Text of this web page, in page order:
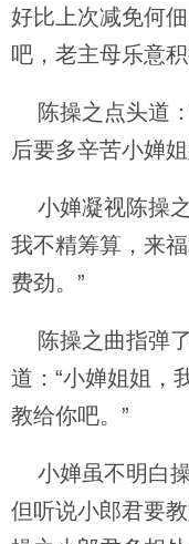
好比上次减免何
吧，老主母乐意
陈操之点头道：
后要多辛苦小婵
小婵凝视陈操之
我不精筹算，来
费劲。”
陈操之曲指弹
道：“小婵姐姐，
教给你吧。”
小婵虽不明白操
但听说小郎君要